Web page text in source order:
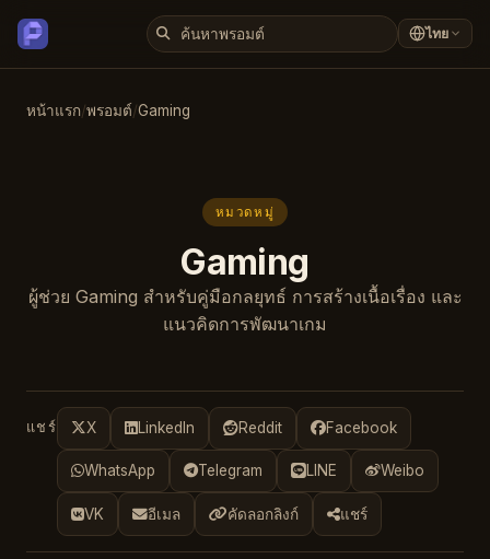
ไทย
หน้าแรก/พรอมต์/Gaming
หมวดหมู่
Gaming
ผู้ช่วย Gaming สำหรับคู่มือกลยุทธ์ การสร้างเนื้อเรื่อง และ
แนวคิดการพัฒนาเกม
แชร์ X LinkedIn Reddit Facebook
WhatsApp Telegram LINE Weibo
VK อีเมล คัดลอกลิงก์ แชร์